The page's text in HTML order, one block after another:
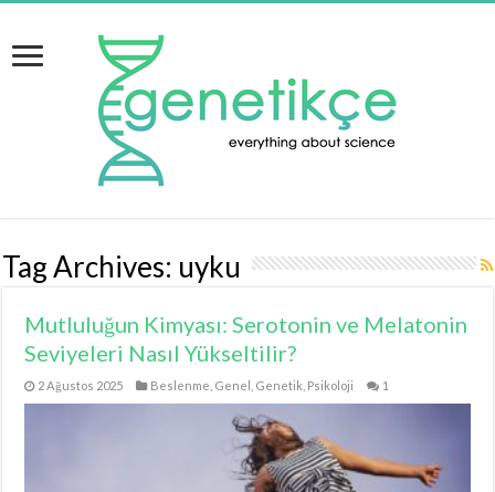
Tag Archives: uyku
Mutluluğun Kimyası: Serotonin ve Melatonin
Seviyeleri Nasıl Yükseltilir?
2 Ağustos 2025 Beslenme Genel Genetik Psikoloji 1